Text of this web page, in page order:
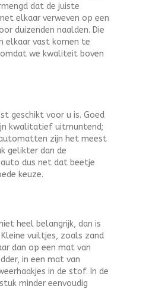
dat de juiste
elkaar verweven op een
duizenden naalden. Die
elkaar vast komen te
we kwaliteit boven
geschikt voor u is. Goed
kwalitatief uitmuntend;
zijn het meest
gelikter dan de
dus net dat beetje
keuze.
heel belangrijk, dan is
vuiltjes, zoals zand
dan op een mat van
in een mat van
in de stof. In de
minder eenvoudig